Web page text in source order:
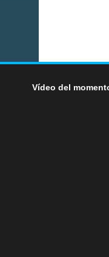
Vídeo del